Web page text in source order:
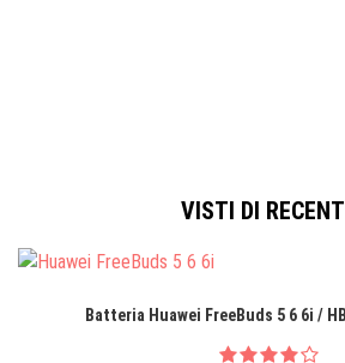
VISTI DI
Batteria Huawei FreeBuds 5 6 6i /